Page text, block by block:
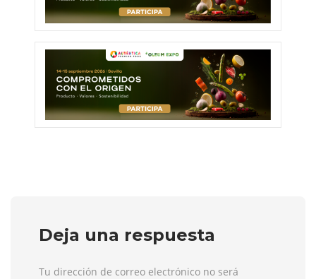
Deja una respuesta
Tu dirección de correo electrónico no será